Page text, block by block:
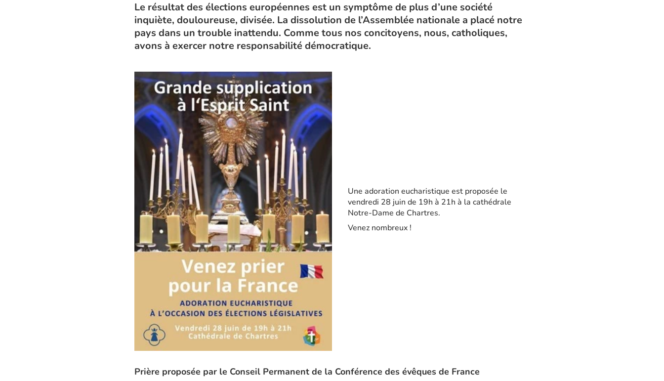
Le résultat des élections européennes est un symptôme de plus d’une société
inquiète, douloureuse, divisée. La dissolution de l’Assemblée nationale a placé notre
pays dans un trouble inattendu. Comme tous nos concitoyens, nous, catholiques,
avons à exercer notre responsabilité démocratique.
Une adoration eucharistique est proposée le
vendredi 28 juin de 19h à 21h à la cathédrale
Notre-Dame de Chartres.
Venez nombreux !
Prière proposée par le Conseil Permanent de la Conférence des évêques de France